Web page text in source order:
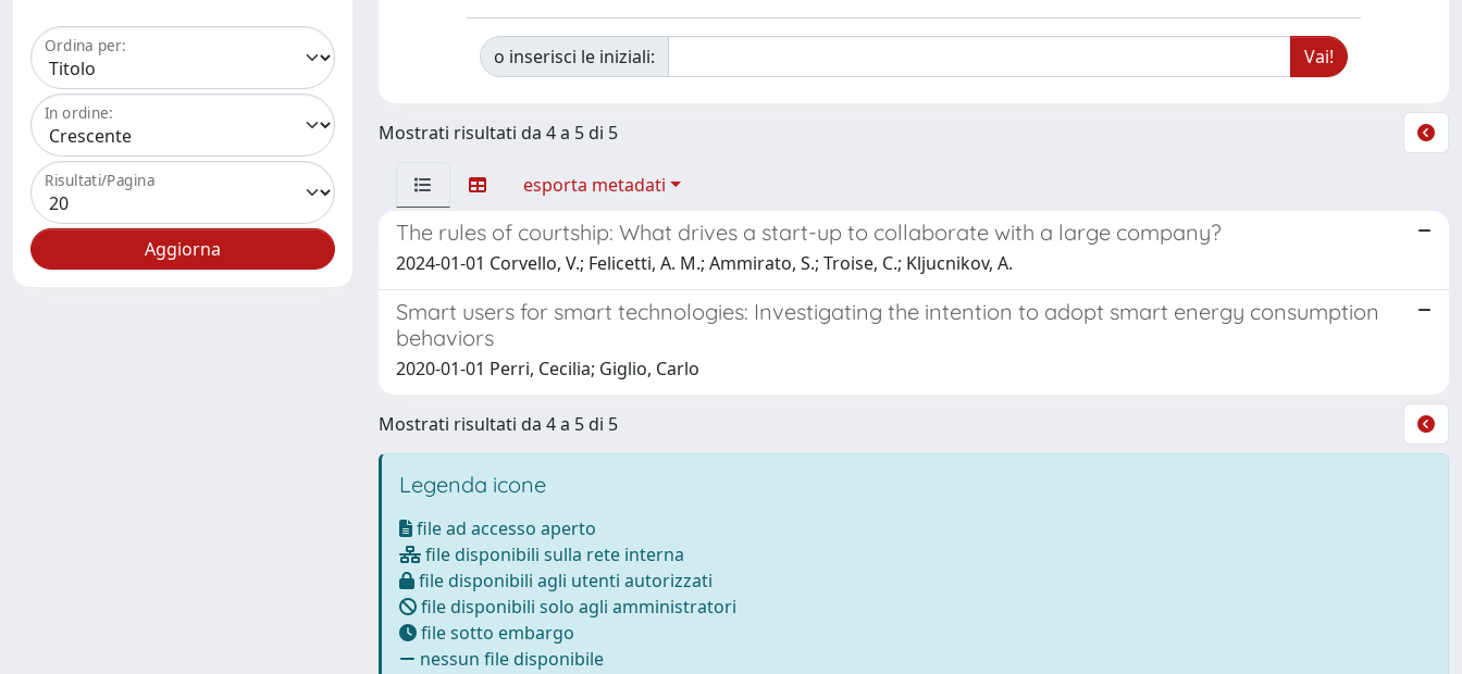
Ordina per:
In ordine:
Risultati/Pagina
o inserisci le iniziali:
Mostrati risultati da 4 a 5 di 5
esporta metadati
The rules of courtship: What drives a start-up to collaborate with a large company?
2024-01-01 Corvello, V.; Felicetti, A. M.; Ammirato, S.; Troise, C.; Kljucnikov, A.
Smart users for smart technologies: Investigating the intention to adopt smart energy consumption
behaviors
2020-01-01 Perri, Cecilia; Giglio, Carlo
Mostrati risultati da 4 a 5 di 5
Legenda icone
file ad accesso aperto
file disponibili sulla rete interna
file disponibili agli utenti autorizzati
file disponibili solo agli amministratori
file sotto embargo
nessun file disponibile